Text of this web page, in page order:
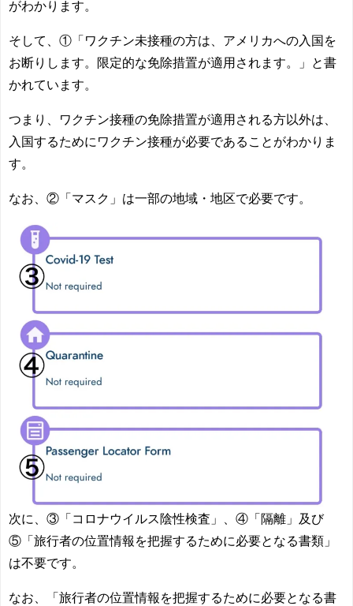
がわかります。
そして、① 「ワクチン未接種の方は、アメリカへの入国を
お断りします。限定的な免除措置が適用されます。」
と書
かれています。
つまり、ワクチン接種の免除措置が適用される方以外は、
入国するためにワクチン接種が必要であることがわかりま
す。
なお、 ②「マスク」は一部の地域・地区で必要です。
次に、 ③「コロナウイルス 陰性検査」、④「隔離」及び
⑤「旅行者の位置情報を把握するために必要となる書類」
は不要です。
なお、「旅行者の位置情報を把握するために必要となる書